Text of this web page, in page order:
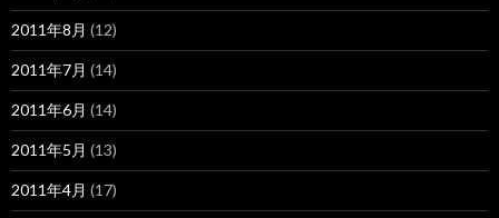
2011年8月 (12)
2011年7月 (14)
2011年6月 (14)
2011年5月 (13)
2011年4月 (17)